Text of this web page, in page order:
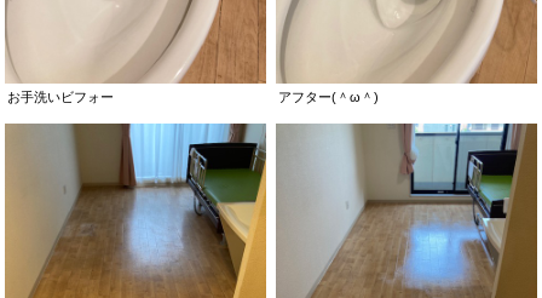
お手洗いビフォー アフター(＾ω＾)